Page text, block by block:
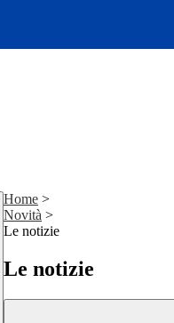
Home >
Novità >
Le notizie
Le notizie